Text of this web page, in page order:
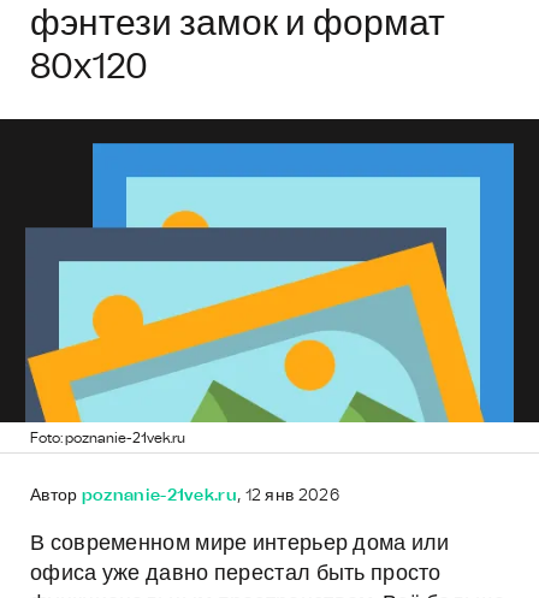
фэнтези замок и формат
80x120
Foto: poznanie-21vek.ru
Автор poznanie-21vek.ru, 12 янв 2026
В современном мире интерьер дома или
офиса уже давно перестал быть просто